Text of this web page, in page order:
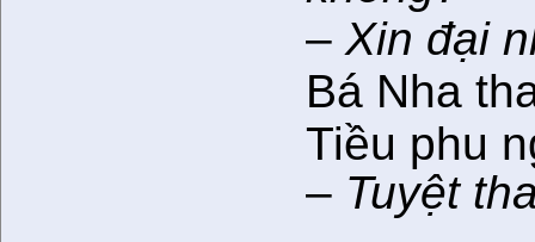
– Xin đại
Bá Nha
Tiều phu
– Tuyệt